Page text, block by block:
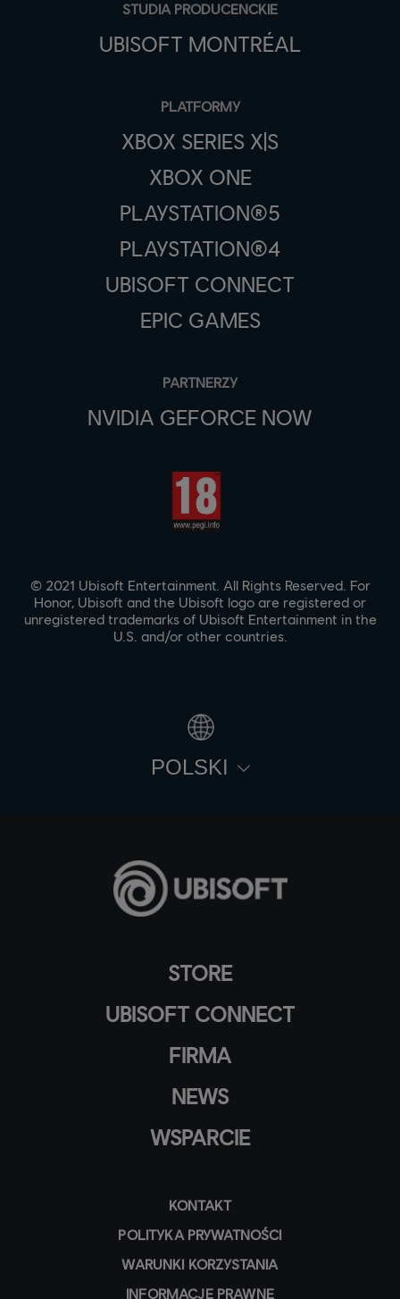
STORE
UBISOFT CONNECT
FIRMA
NEWS
WSPARCIE
KONTAKT
POLITYKA PRYWATNOŚCI
WARUNKI KORZYSTANIA
INFORMACJE PRAWNE
STUDIA PRODUCENCKIE
UBISOFT MONTRÉAL
PLATFORMY
XBOX SERIES X|S
XBOX ONE
PLAYSTATION®5
PLAYSTATION®4
UBISOFT CONNECT
EPIC GAMES
PARTNERZY
NVIDIA GEFORCE NOW
© 2021 Ubisoft Entertainment. All Rights Reserved. For
Honor, Ubisoft and the Ubisoft logo are registered or
unregistered trademarks of Ubisoft Entertainment in the
U.S. and/or other countries.
POLSKI